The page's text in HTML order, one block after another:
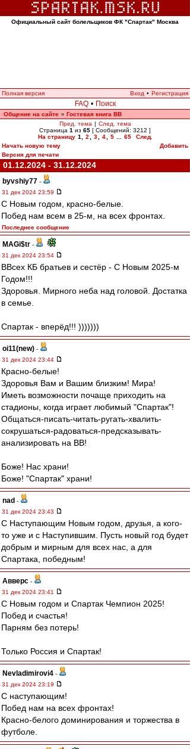
Официальный сайт болельщиков ФК "Спартак" Москва
Полная версия Вход • Регистрация
FAQ • Поиск
Общение на сайте » Гостевая книга ВВ
Пред. тема | След. тема
Страница 1 из 65 [ Сообщений: 3212 ]
На страницу 1 2 3 4 5 65
След.
Начать новую тему
Добавить
Версия для печати
01.12.2024 - 31.12.2024
byvshiy77 -
31 дек 2024 23:59
С Новым годом, красно-белые.
Побед нам всем в 25-м, на всех фронтах.
Последнее сообщение
MAGi$tr -
31 дек 2024 23:54
ВВсех КБ братьев и сестёр - С Новым 2025-м
Годом!!!
Здоровья. Мирного неба над головой. Достатка
в семье.
Спартак - вперёд!!! )))))))
oi11(new) -
31 дек 2024 23:44
Красно-белые!
Здоровья Вам и Вашим близким! Мира!
Иметь возможности почаще приходить на
стадионы, когда играет любимый "Спартак"!
Общаться-писать-читать-ругать-хвалить-
сокрушаться-радоваться-предсказывать-
анализировать на ВВ!
Боже! Нас храни!
Боже! "Спартак" храни!
nad -
31 дек 2024 23:43
С Наступающим Новым годом, друзья, а кого-
то уже и с Наступившим. Пусть новый год будет
добрым и мирным для всех нас, а для
Спартака, победным!
Авверс -
31 дек 2024 23:41
С Новым годом и Спартак Чемпион 2025!
Побед и счастья!
Парням без потерь!
Только Россия и Спартак!
Nevladimirovi4 -
31 дек 2024 23:19
С наступающим!
Побед нам на всех фронтах!
Красно-белого доминирования и торжества в
футболе.